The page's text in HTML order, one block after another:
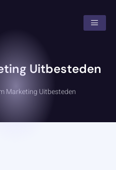
Uitbesteden
Marketing Uitbesteden